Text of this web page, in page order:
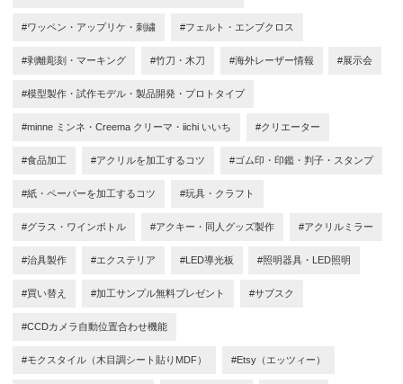
#ワッペン・アップリケ・刺繍 #フェルト・エンブクロス
#剥離彫刻・マーキング #竹刀・木刀 #海外レーザー情報 #展示会
#模型製作・試作モデル・製品開発・プロトタイプ
#minne ミンネ・Creema クリーマ・iichi いいち #クリエーター
#食品加工 #アクリルを加工するコツ #ゴム印・印鑑・判子・スタンプ
#紙・ペーパーを加工するコツ #玩具・クラフト
#グラス・ワインボトル #アクキー・同人グッズ製作 #アクリルミラー
#治具製作 #エクステリア #LED導光板 #照明器具・LED照明
#買い替え #加工サンプル無料プレゼント #サブスク
#CCDカメラ自動位置合わせ機能
#モクスタイル（木目調シート貼りMDF） #Etsy（エッツィー）